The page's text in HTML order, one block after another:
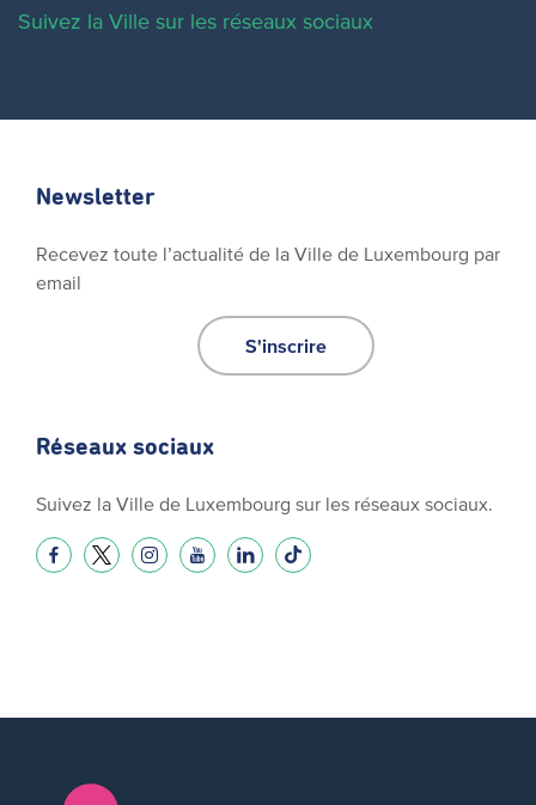
Suivez la Ville sur les réseaux sociaux
Newsletter
Recevez toute l’actualité de la Ville de Luxembourg par
email
S'inscrire
Réseaux sociaux
Suivez la Ville de Luxembourg sur les réseaux sociaux.